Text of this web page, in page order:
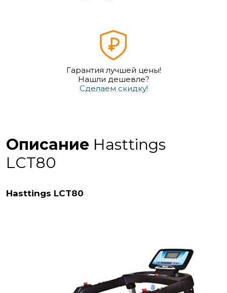
Гарантия лучшей цены!
Нашли дешевле?
Сделаем скидку!
Описание Hasttings
LCT80
Hasttings LCT80